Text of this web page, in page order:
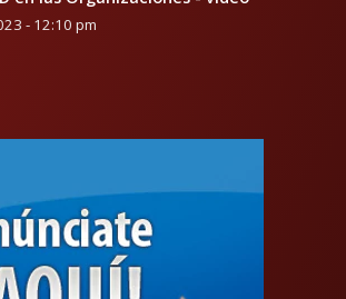
- 12:10 pm